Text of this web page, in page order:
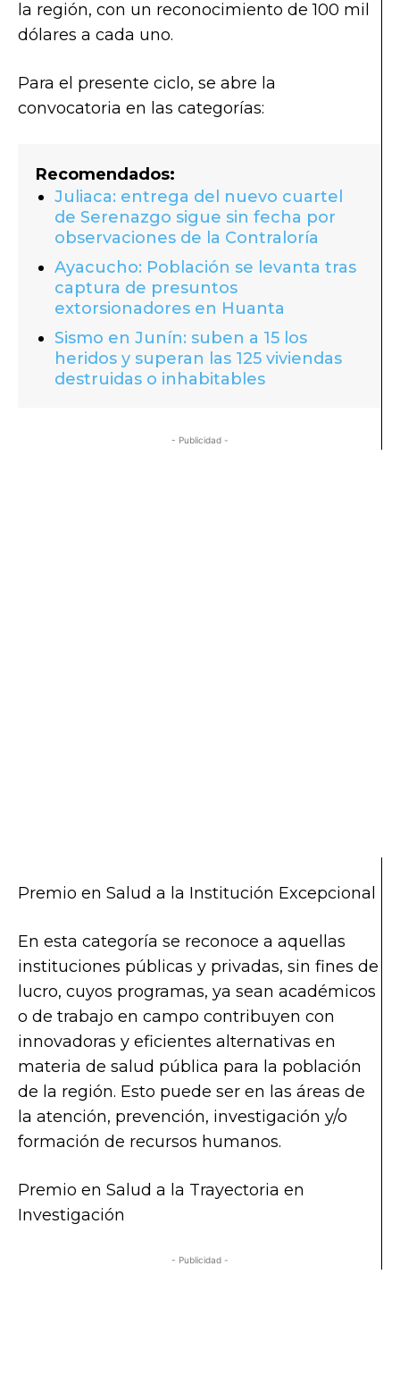
la región, con un reconocimiento de 100 mil
dólares a cada uno.
Para el presente ciclo, se abre la
convocatoria en las categorías:
Recomendados:
Juliaca: entrega del nuevo cuartel
de Serenazgo sigue sin fecha por
observaciones de la Contraloría
Ayacucho: Población se levanta tras
captura de presuntos
extorsionadores en Huanta
Sismo en Junín: suben a 15 los
heridos y superan las 125 viviendas
destruidas o inhabitables
- Publicidad -
Premio en Salud a la Institución Excepcional
En esta categoría se reconoce a aquellas
instituciones públicas y privadas, sin fines de
lucro, cuyos programas, ya sean académicos
o de trabajo en campo contribuyen con
innovadoras y eficientes alternativas en
materia de salud pública para la población
de la región. Esto puede ser en las áreas de
la atención, prevención, investigación y/o
formación de recursos humanos.
Premio en Salud a la Trayectoria en
Investigación
- Publicidad -